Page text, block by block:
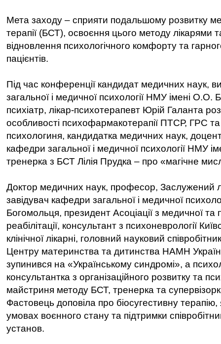
Мета заходу – сприяти подальшому розвитку
терапії (БСТ), освоєння цього методу лікарями
відновлення психологічного комфорту та
пацієнтів.
Під час конференції кандидат медичних наук,
загальної і медичної психології НМУ імені О.О.
психіатр, лікар-психотерапевт Юрій Галанта
особливості психофармакотерапії ПТСР, ГРС
психологиня, кандидатка медичних наук,
кафедри загальної і медичної психології НМУ
тренерка з БСТ Лілія Прудка – про «магічне
Доктор медичних наук, професор, Заслужений
завідувач кафедри загальної і медичної
Богомольця, президент Асоціації з медичної та
реабілітації, консультант з психоневрології
клінічної лікарні, головний науковий
Центру материнства та дитинства НАМН
зупинився на «Українському синдромі», а
консультантка з організаційного розвитку та
майстриня методу БСТ, тренерка та
Фастовець доповіла про біосугестивну терапію,
умовах воєнного стану та підтримки
установ.